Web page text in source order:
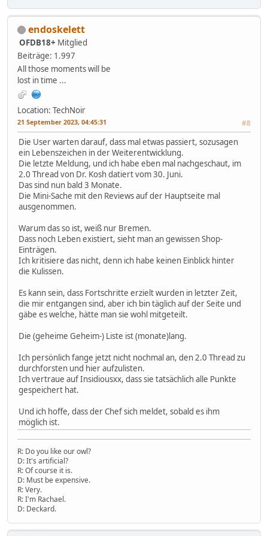
endoskelett
OFDB18+ Mitglied
Beiträge: 1.997
All those moments will be
lost in time ...
Location: TechNoir
21 September 2023, 04:45:31 #8
Die User warten darauf, dass mal etwas passiert, sozusagen
ein Lebenszeichen in der Weiterentwicklung.
Die letzte Meldung, und ich habe eben mal nachgeschaut, im
2.0 Thread von Dr. Kosh datiert vom 30. Juni.
Das sind nun bald 3 Monate.
Die Mini-Sache mit den Reviews auf der Hauptseite mal
ausgenommen.
Warum das so ist, weiß nur Bremen.
Dass noch Leben existiert, sieht man an gewissen Shop-
Einträgen.
Ich kritisiere das nicht, denn ich habe keinen Einblick hinter
die Kulissen.
Es kann sein, dass Fortschritte erzielt wurden in letzter Zeit,
die mir entgangen sind, aber ich bin täglich auf der Seite und
gäbe es welche, hätte man sie wohl mitgeteilt.
Die (geheime Geheim-) Liste ist (monate)lang.
Ich persönlich fange jetzt nicht nochmal an, den 2.0 Thread zu
durchforsten und hier aufzulisten.
Ich vertraue auf Insidiousxx, dass sie tatsächlich alle Punkte
gespeichert hat.
Und ich hoffe, dass der Chef sich meldet, sobald es ihm
möglich ist.
R: Do you like our owl?
D: It's artificial?
R: Of course it is.
D: Must be expensive.
R: Very.
R: I'm Rachael.
D: Deckard.